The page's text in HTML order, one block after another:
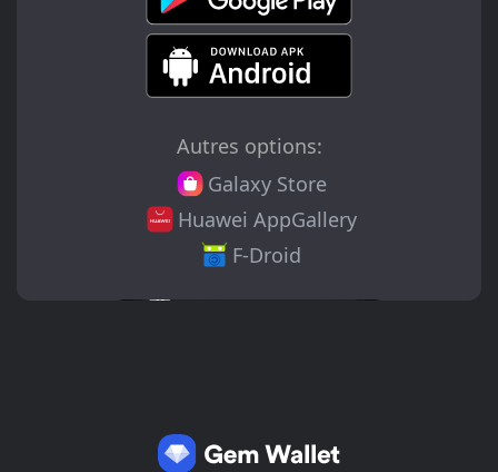
Autres options:
Galaxy Store
Huawei AppGallery
F-Droid